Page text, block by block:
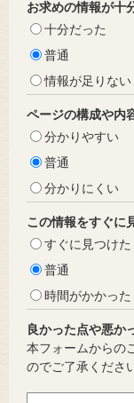
お求めの情報が十
十分だった
普通
情報が足りない
ページの構成や内
分かりやすい
普通
分かりにくい
この情報をすぐに
すぐに見つけた
普通
時間がかかった
良かった点や悪か
本フォームからの
のでご了承くださ